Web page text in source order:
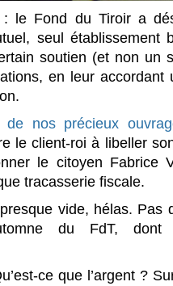
: le Fond du Tiroir a
seul établissement
soutien (et non un
en leur accordant
nos précieux
le client-roi à libeller
le citoyen Fabrice
tracasserie fiscale.
vide, hélas. Pas
du FdT, dont
ce que l’argent ?